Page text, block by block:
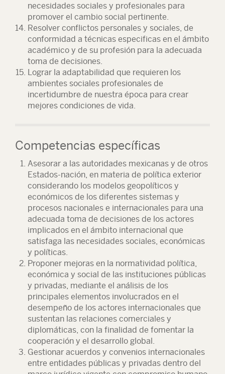
necesidades sociales y profesionales para
promover el cambio social pertinente.
Resolver conflictos personales y sociales, de
conformidad a técnicas especificas en el ámbito
académico y de su profesión para la adecuada
toma de decisiones.
Lograr la adaptabilidad que requieren los
ambientes sociales profesionales de
incertidumbre de nuestra época para crear
mejores condiciones de vida.
Competencias específicas
Asesorar a las autoridades mexicanas y de otros
Estados-nación, en materia de política exterior
considerando los modelos geopolíticos y
económicos de los diferentes sistemas y
procesos nacionales e internacionales para una
adecuada toma de decisiones de los actores
implicados en el ámbito internacional que
satisfaga las necesidades sociales, económicas
y políticas.
Proponer mejoras en la normatividad política,
económica y social de las instituciones públicas
y privadas, mediante el análisis de los
principales elementos involucrados en el
desempeño de los actores internacionales que
sustentan las relaciones comerciales y
diplomáticas, con la finalidad de fomentar la
cooperación y el desarrollo global.
Gestionar acuerdos y convenios internacionales
entre entidades públicas y privadas dentro del